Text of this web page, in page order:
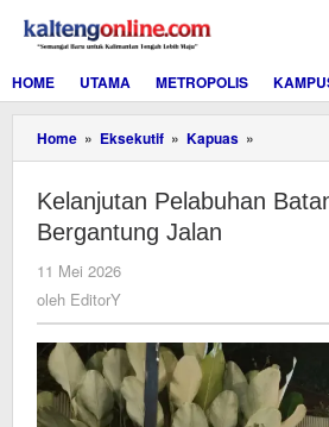
konten
HOME
UTAMA METROPOLIS
Home » Eksekutif » Kapuas »
Pelabuhan
Kelanjutan Pelabuhan
Bergantung Jalan
11 Mei 2026
oleh EditorY